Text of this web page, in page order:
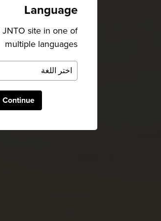
Language
JNTO site in one of
multiple languages
Continue